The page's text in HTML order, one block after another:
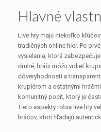
Hlavné
Live hry majú niekoľko
tradičných online hier. Po
vysielania, ktorá
druhé, hráči môžu vidieť
dôveryhodnosti a
krupiérom a ostatnými
komunitný pocit, ktorý je
Tieto aspekty robia live hry
hráčov, ktorí hľadajú